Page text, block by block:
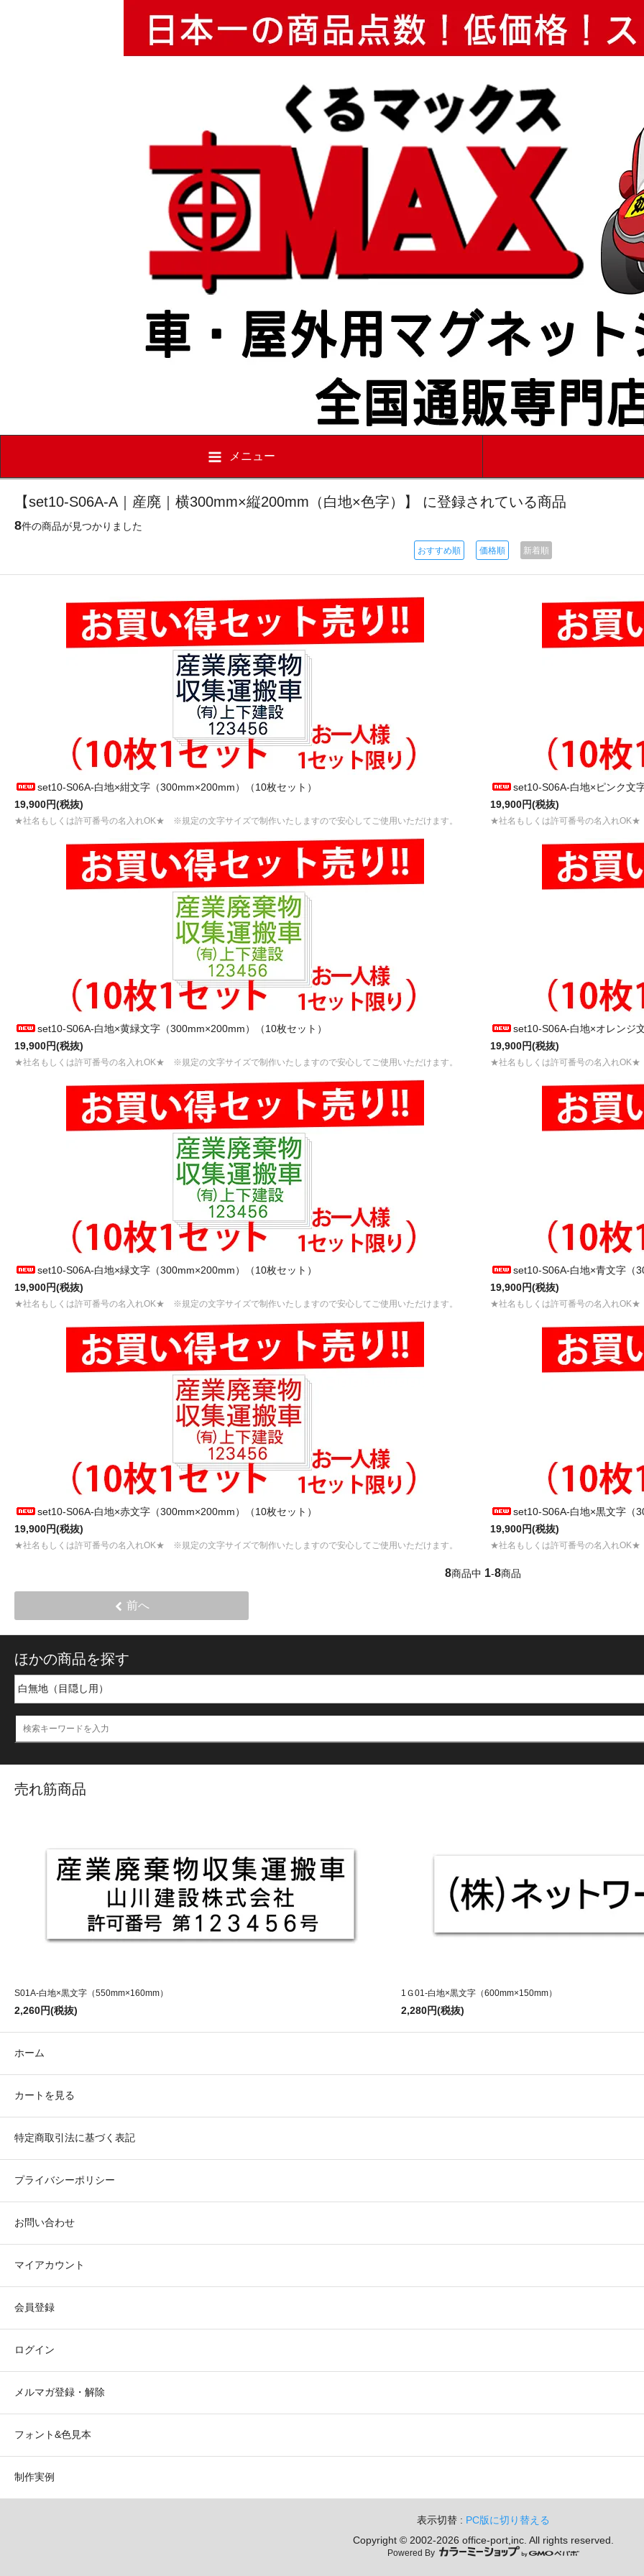
メニュー
【set10-S06A-A｜産廃｜横300mm×縦200mm（白地×色字）】 に登録されている商品
8件の商品が見つかりました
おすすめ順 価格順 新着順
set10-S06A-白地×紺文字（300mm×200mm）（10枚セット）
19,900円(税抜)
★社名もしくは許可番号の名入れOK★ ※規定の文字サイズで制作いたしますので安心してご使用いただけます。
set10-S06A-白地×ピンク文
19,900円(税抜)
★社名もしくは許可番号の名入れ
set10-S06A-白地×黄緑文字（300mm×200mm）（10枚セット）
19,900円(税抜)
★社名もしくは許可番号の名入れOK★ ※規定の文字サイズで制作いたしますので安心してご使用いただけます。
set10-S06A-白地×オレンジ
19,900円(税抜)
★社名もしくは許可番号の名入れ
set10-S06A-白地×緑文字（300mm×200mm）（10枚セット）
19,900円(税抜)
★社名もしくは許可番号の名入れOK★ ※規定の文字サイズで制作いたしますので安心してご使用いただけます。
set10-S06A-白地×青文字（
19,900円(税抜)
★社名もしくは許可番号の名入れ
set10-S06A-白地×赤文字（300mm×200mm）（10枚セット）
19,900円(税抜)
★社名もしくは許可番号の名入れOK★ ※規定の文字サイズで制作いたしますので安心してご使用いただけます。
set10-S06A-白地×黒文字（
19,900円(税抜)
★社名もしくは許可番号の名入れ
8商品中 1-8商品
前へ
ほかの商品を探す
売れ筋商品
S01A-白地×黒文字（550mm×160mm）
2,260円(税抜)
1Ｇ01-白地×黒文字（600mm×150mm）
2,280円(税抜)
ホーム
カートを見る
特定商取引法に基づく表記
プライバシーポリシー
お問い合わせ
マイアカウント
会員登録
ログイン
メルマガ登録・解除
フォント&色見本
制作実例
表示切替 : PC版に切り替える
Copyright © 2002-2026 office-port,inc. All rights reserved.
Powered By